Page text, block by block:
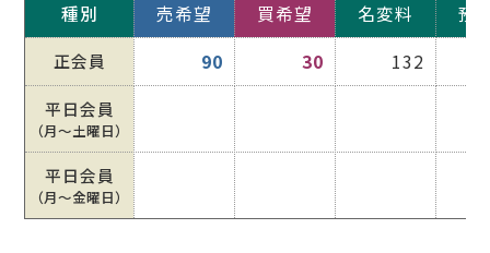
種別 売希望 買希望 名変料 預
正会員 90 30 132
平日会員
（月〜土曜日）
平日会員
（月〜金曜日）